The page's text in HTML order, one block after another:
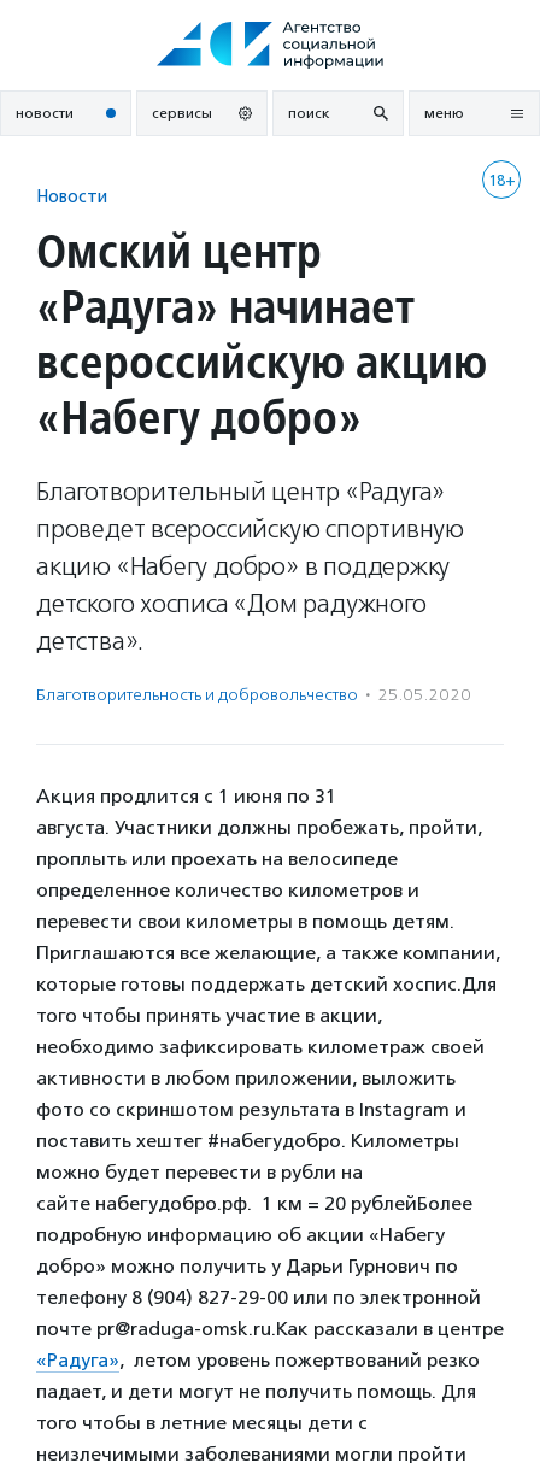
новости сервисы поиск меню
18+
Новости
Омский центр
«Радуга» начинает
всероссийскую акцию
«Набегу добро»
Благотворительный центр «Радуга»
проведет всероссийскую спортивную
акцию «Набегу добро» в поддержку
детского хосписа «Дом радужного
детства».
Благотвори­тель­ность и доброволь­чест­во · 25.05.2020
Акция продлится с 1 июня по 31
августа. Участники должны пробежать, пройти,
проплыть или проехать на велосипеде
определенное количество километров и
перевести свои километры в помощь детям.
Приглашаются все желающие, а также компании,
которые готовы поддержать детский хоспис.Для
того чтобы принять участие в акции,
необходимо зафиксировать километраж своей
активности в любом приложении, выложить
фото со скриншотом результата в Instagram и
поставить хештег #набегудобро. Километры
можно будет перевести в рубли на
сайте набегудобро.рф. 1 км = 20 рублейБолее
подробную информацию об акции «Набегу
добро» можно получить у Дарьи Гурнович по
телефону 8 (904) 827-29-00 или по электронной
почте pr@raduga-omsk.ru.Как рассказали в центре
«Радуга», летом уровень пожертвований резко
падает, и дети могут не получить помощь. Для
того чтобы в летние месяцы дети с
неизлечимыми заболеваниями могли пройти